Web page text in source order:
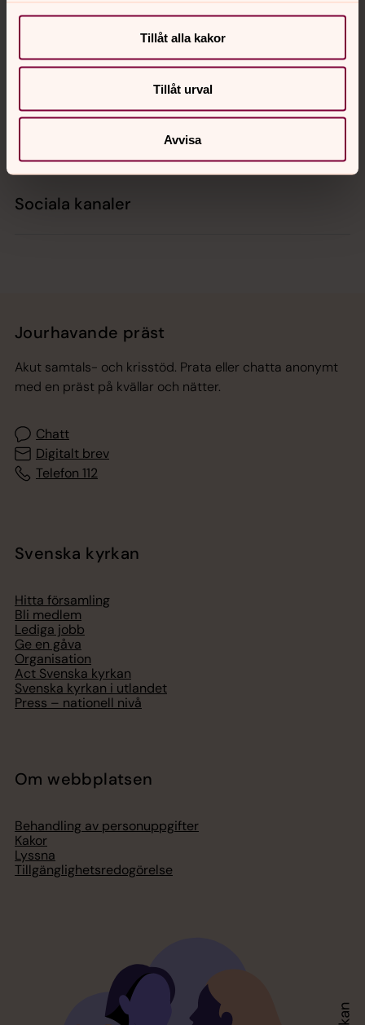
Tillåt alla kakor
Tillåt urval
Avvisa
Kontakt
Sociala kanaler
Jourhavande präst
Akut samtals- och krisstöd. Prata eller chatta anonymt
med en präst på kvällar och nätter.
Chatt
Digitalt brev
Telefon 112
Svenska kyrkan
Hitta församling
Bli medlem
Lediga jobb
Ge en gåva
Organisation
Act Svenska kyrkan
Svenska kyrkan i utlandet
Press – nationell nivå
Om webbplatsen
Behandling av personuppgifter
Kakor
Lyssna
Tillgänglighetsredogörelse